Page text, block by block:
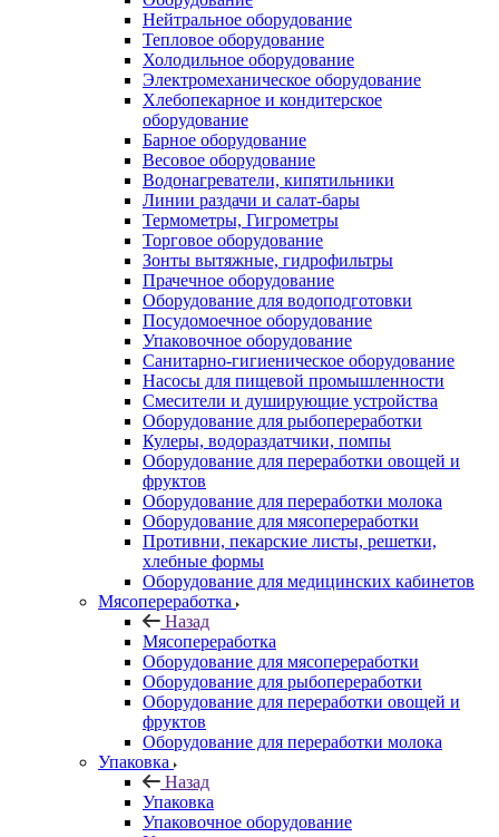
Нейтральное оборудование
Тепловое оборудование
Холодильное оборудование
Электромеханическое оборудование
Хлебопекарное и кондитерское
оборудование
Барное оборудование
Весовое оборудование
Водонагреватели, кипятильники
Линии раздачи и салат-бары
Термометры, Гигрометры
Торговое оборудование
Зонты вытяжные, гидрофильтры
Прачечное оборудование
Оборудование для водоподготовки
Посудомоечное оборудование
Упаковочное оборудование
Санитарно-гигиеническое оборудование
Насосы для пищевой промышленности
Смесители и душирующие устройства
Оборудование для рыбопереработки
Кулеры, водораздатчики, помпы
Оборудование для переработки овощей и
фруктов
Оборудование для переработки молока
Оборудование для мясопереработки
Противни, пекарские листы, решетки,
хлебные формы
Оборудование для медицинских кабинетов
Мясопереработка
Назад
Мясопереработка
Оборудование для мясопереработки
Оборудование для рыбопереработки
Оборудование для переработки овощей и
фруктов
Оборудование для переработки молока
Упаковка
Назад
Упаковка
Упаковочное оборудование